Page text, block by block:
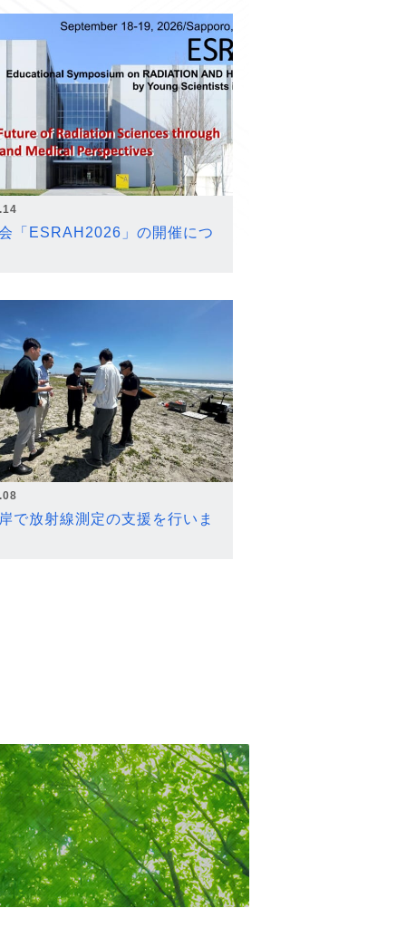
「ESRAH2026」の開催につ
で放射線測定の支援を行いま